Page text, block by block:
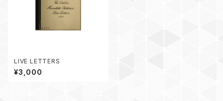
LIVE LETTERS
¥3,000